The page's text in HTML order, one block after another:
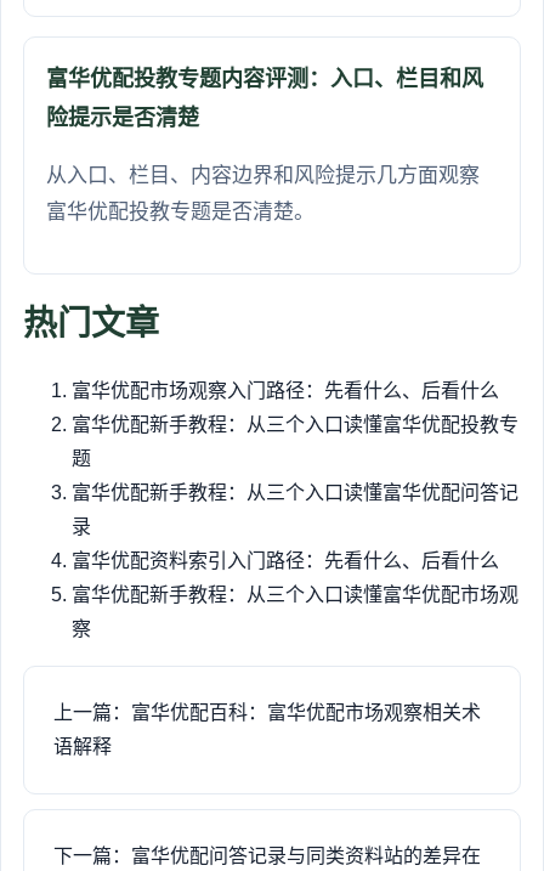
富华优配投教专题内容评测：入口、栏目和风
险提示是否清楚
从入口、栏目、内容边界和风险提示几方面观察
富华优配投教专题是否清楚。
热门文章
富华优配市场观察入门路径：先看什么、后看什么
富华优配新手教程：从三个入口读懂富华优配投教专
题
富华优配新手教程：从三个入口读懂富华优配问答记
录
富华优配资料索引入门路径：先看什么、后看什么
富华优配新手教程：从三个入口读懂富华优配市场观
察
上一篇：富华优配百科：富华优配市场观察相关术
语解释
下一篇：富华优配问答记录与同类资料站的差异在